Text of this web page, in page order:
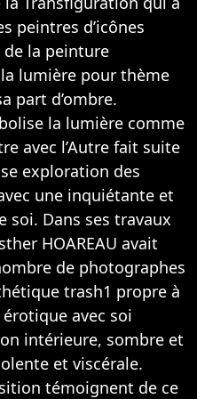
peintres d’icônes
de la peinture
lumière pour thème
part d’ombre.
la lumière comme
avec l’Autre fait suite
exploration des
une inquiétante et
soi. Dans ses travaux
HOAREAU avait
de photographes
trash1 propre à
avec soi
intérieure, sombre et
et viscérale.
témoignent de ce